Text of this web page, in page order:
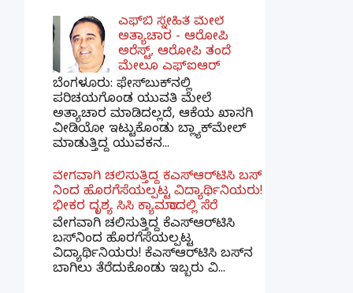
ಎಫ್‌ಬಿ ಸ್ನೇಹಿತೆ ಮೇಲೆ
ಅತ್ಯಾಚಾರ - ಆರೋಪಿ
ಅರೆಸ್ಟ್, ಆರೋಪಿ ತಂದೆ
ಮೇಲೂ ಎಫ್ಐಆರ್
ಬೆಂಗಳೂರು: ಫೇಸ್‌ಬುಕ್‌ನಲ್ಲಿ
ಪರಿಚಯಗೊಂಡ ಯುವತಿ ಮೇಲೆ
ಅತ್ಯಾಚಾರ ಮಾಡಿದಲ್ಲದೆ, ಆಕೆಯ ಖಾಸಗಿ
ವೀಡಿಯೋ ಇಟ್ಟುಕೊಂಡು ಬ್ಲ್ಯಾಕ್‌ಮೇಲ್
ಮಾಡುತ್ತಿದ್ದ ಯುವಕನ...
ವೇಗವಾಗಿ ಚಲಿಸುತ್ತಿದ್ದ ಕೆಎಸ್​ಆರ್​ಟಿಸಿ ಬಸ್​
ನಿಂದ ಹೊರಗೆಸೆಯಲ್ಪಟ್ಟ ವಿದ್ಯಾರ್ಥಿನಿಯರು!
ಭೀಕರ ದೃಶ್ಯ ಸಿಸಿ ಕ್ಯಾಮರಾದಲ್ಲಿ ಸೆರೆ
ವೇಗವಾಗಿ ಚಲಿಸುತ್ತಿದ್ದ ಕೆಎಸ್‌ಆರ್‌ಟಿಸಿ
ಬಸ್‌ನಿಂದ ಹೊರಗೆಸೆಯಲ್ಪಟ್ಟ
ವಿದ್ಯಾರ್ಥಿನಿಯರು! ಕೆಎಸ್‌ಆರ್‌ಟಿಸಿ ಬಸ್‌ನ
ಬಾಗಿಲು ತೆರೆದುಕೊಂಡು ಇಬ್ಬರು ವಿ...